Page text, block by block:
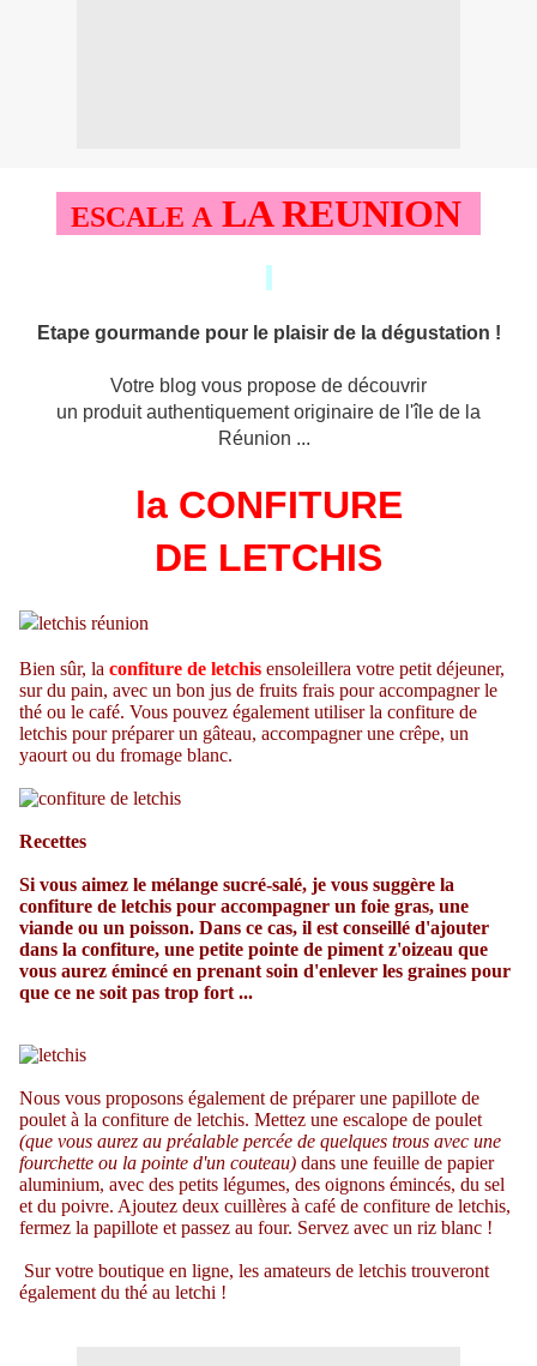
ESCALE A LA REUNION
Etape gourmande pour le plaisir de la dégustation !
Votre blog vous propose de découvrir
un produit authentiquement originaire de l'île de la
Réunion ...
la CONFITURE
DE LETCHIS
Bien sûr, la confiture de letchis ensoleillera votre petit déjeuner,
sur du pain, avec un bon jus de fruits frais pour accompagner le
thé ou le café. Vous pouvez également utiliser la confiture de
letchis pour préparer un gâteau, accompagner une crêpe, un
yaourt ou du fromage blanc.
Recettes
Si vous aimez le mélange sucré-salé, je vous suggère la
confiture de letchis pour accompagner un foie gras, une
viande ou un poisson. Dans ce cas, il est conseillé d'ajouter
dans la confiture, une petite pointe de piment z'oizeau que
vous aurez émincé en prenant soin d'enlever les graines pour
que ce ne soit pas trop fort ...
Nous vous proposons également de préparer une papillote de
poulet à la confiture de letchis. Mettez une escalope de poulet
(que vous aurez au préalable percée de quelques trous avec une
fourchette ou la pointe d'un couteau) dans une feuille de papier
aluminium, avec des petits légumes, des oignons émincés, du sel
et du poivre. Ajoutez deux cuillères à café de confiture de letchis,
fermez la papillote et passez au four. Servez avec un riz blanc !
Sur votre boutique en ligne, les amateurs de letchis trouveront
également du thé au letchi !